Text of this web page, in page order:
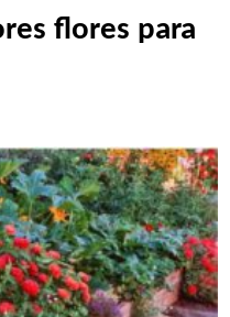
flores para